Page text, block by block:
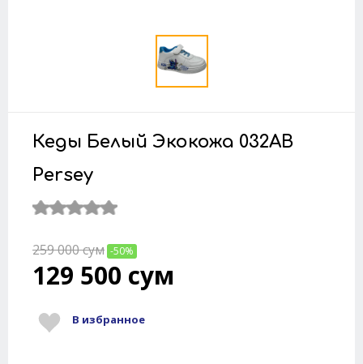
Кеды Белый Экокожа 032AB
Persey
259 000сум -50%
129 500 сум
В избранное